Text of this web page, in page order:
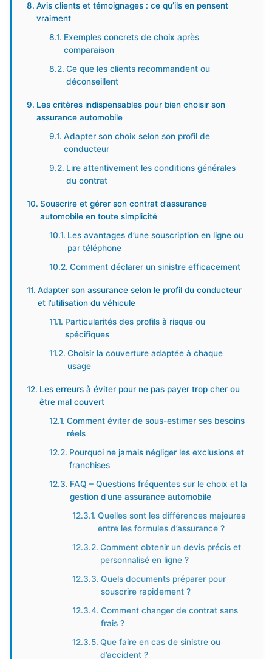
Avis clients et témoignages : ce qu’ils en pensent
vraiment
Exemples concrets de choix après
comparaison
Ce que les clients recommandent ou
déconseillent
Les critères indispensables pour bien choisir son
assurance automobile
Adapter son choix selon son profil de
conducteur
Lire attentivement les conditions générales
du contrat
Souscrire et gérer son contrat d’assurance
automobile en toute simplicité
Les avantages d’une souscription en ligne ou
par téléphone
Comment déclarer un sinistre efficacement
Adapter son assurance selon le profil du conducteur
et l’utilisation du véhicule
Particularités des profils à risque ou
spécifiques
Choisir la couverture adaptée à chaque
usage
Les erreurs à éviter pour ne pas payer trop cher ou
être mal couvert
Comment éviter de sous-estimer ses besoins
réels
Pourquoi ne jamais négliger les exclusions et
franchises
FAQ – Questions fréquentes sur le choix et la
gestion d’une assurance automobile
Quelles sont les différences majeures
entre les formules d’assurance ?
Comment obtenir un devis précis et
personnalisé en ligne ?
Quels documents préparer pour
souscrire rapidement ?
Comment changer de contrat sans
frais ?
Que faire en cas de sinistre ou
d’accident ?